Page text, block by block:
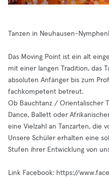
Tanzen in Neuhausen-
Das Moving Point ist ein alt
mit einer langen Tradition, das
absoluten Anfänger bis zum
fachkompetent betreut.
Ob Bauchtanz / Orientalischer
Dance, Ballett oder
eine Vielzahl an Tanzarten, die
Unsere Schüler erhalten eine
Stufen ihrer Entwicklung von
Link Facebook: https://